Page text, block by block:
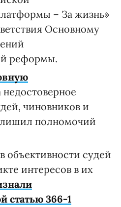
– За жизнь»
Основному
реформы.
недостоверное
чиновников и
лишил полномочий
судей
интересов в их
статью 366-1